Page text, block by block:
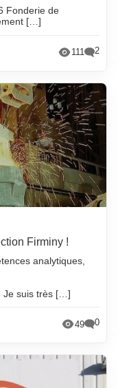
Fonderie de
[…]
111 2
Firminy !
analytiques,
Je suis très […]
49 0